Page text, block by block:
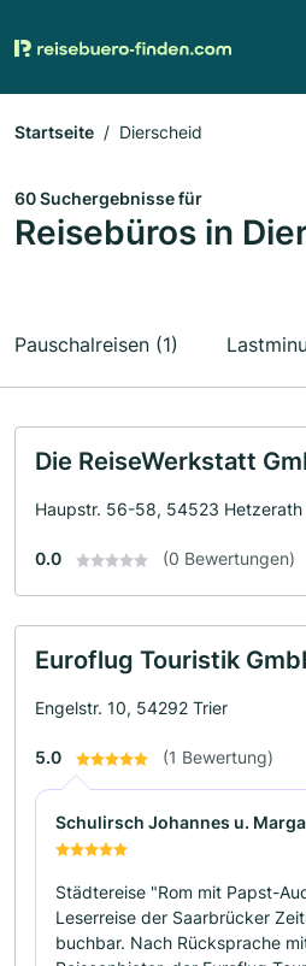
Startseite Dierscheid
60 Suchergebnisse für
Reisebüros in
Pauschalreisen (1)
Die ReiseWerkstatt
Haupstr. 56-58, 54523 Hetzerath
0.0 (0 Bewertungen)
Euroflug Touristik
Engelstr. 10, 54292 Trier
5.0 (1 Bewertung)
Schulirsch Johannes u.
Städtereise "Rom mit Papst-
Leserreise der Saarbrücker
buchbar. Nach Rücksprache